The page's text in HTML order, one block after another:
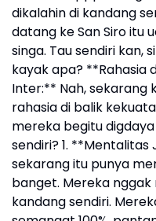
dikalahin di kandang
datang ke San Siro itu
singa. Tau sendiri kan,
kayak apa? **Rahasia
Inter:** Nah, sekarang
rahasia di balik
mereka begitu
sendiri? 1.
sekarang itu punya
banget. Mereka nggak
kandang sendiri.